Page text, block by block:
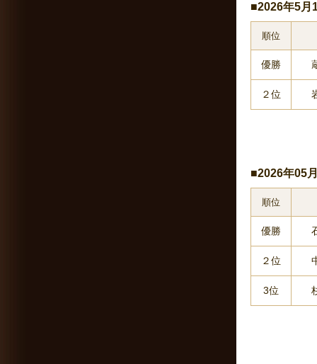
■2026年5
順位
優勝
２位
■2026年05
順位
優勝
２位
3位